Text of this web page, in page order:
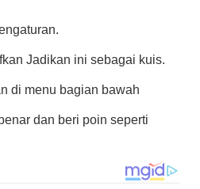
Jadikan ini sebagai kuis.
di menu bagian bawah
dan beri poin seperti